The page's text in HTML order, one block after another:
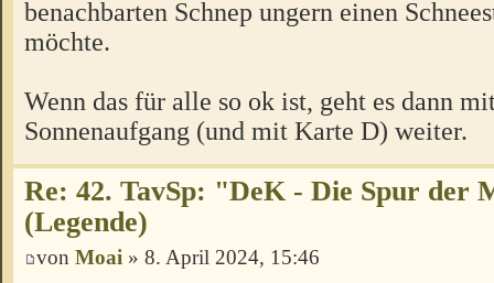
benachbarten Schnep ungern einen
möchte.
Wenn das für alle so ok ist, geht es dann
Sonnenaufgang (und mit Karte D) weiter.
Re: 42. TavSp: "DeK - Die Spur der
(Legende)
von Moai » 8. April 2024, 15:46